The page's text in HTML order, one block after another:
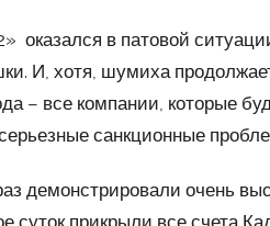
оказался в патовой
И, хотя, шумиха
– все компании, которые
санкционные
демонстрировали очень